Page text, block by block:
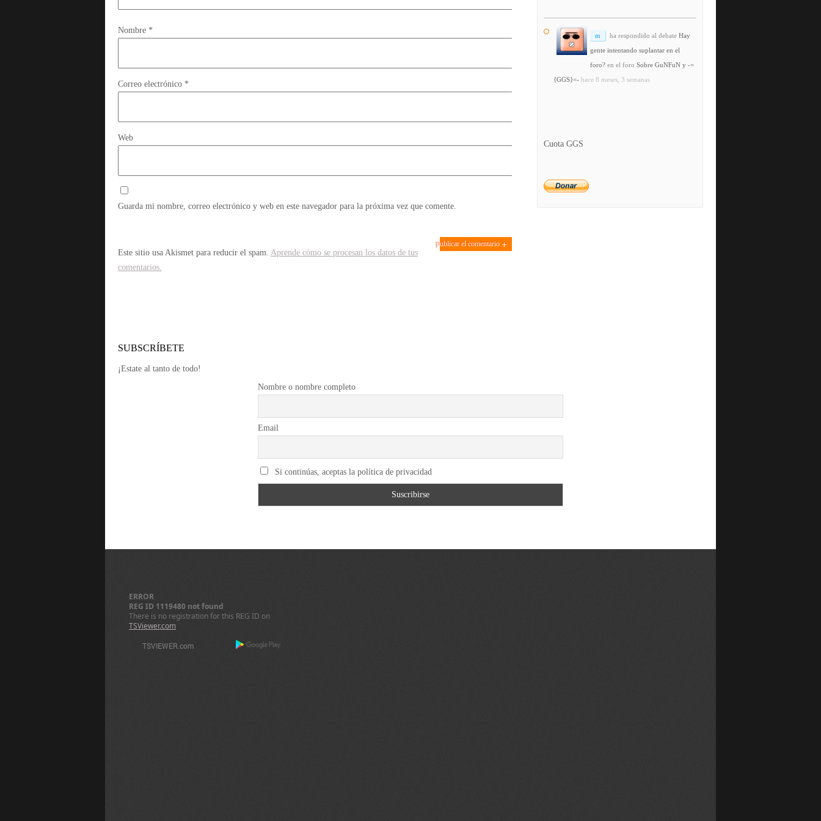
Nombre *
Correo electrónico *
Web
Guarda mi nombre, correo electrónico y web en este navegador para la próxima vez que comente.
Este sitio usa Akismet para reducir el spam. Aprende cómo se procesan los datos de tus
comentarios.
m ha respondido al debate Hay
gente intentando suplantar en el
foro? en el foro Sobre GuNFuN y -=
{GGS}=- hace 8 meses, 3 semanas
Cuota GGS
SUBSCRÍBETE
¡Estate al tanto de todo!
Nombre o nombre completo
Email
Si continúas, aceptas la política de privacidad
ERROR
REG ID 1119480 not found
There is no registration for this REG ID on
TSViewer.com